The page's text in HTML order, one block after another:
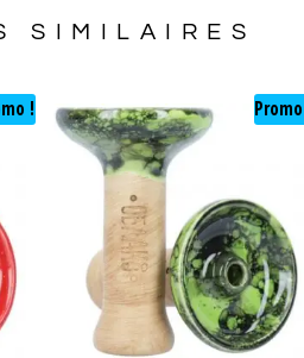
SIMILAIRES
!